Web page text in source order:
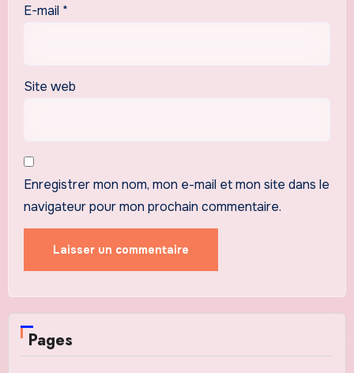
E-mail *
Site web
Enregistrer mon nom, mon e-mail et mon site dans le
navigateur pour mon prochain commentaire.
Pages